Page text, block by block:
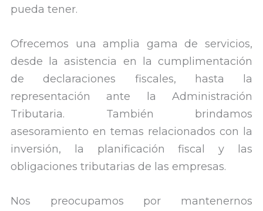
pueda tener.
Ofrecemos una amplia gama de servicios,
desde la asistencia en la cumplimentación
de declaraciones fiscales, hasta la
representación ante la Administración
Tributaria. También brindamos
asesoramiento en temas relacionados con la
inversión, la planificación fiscal y las
obligaciones tributarias de las empresas.
Nos preocupamos por mantenernos